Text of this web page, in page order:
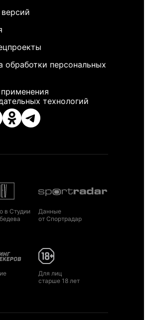
обработки персональных
технологий
в Студии
Данные
от Спортрадар
Для лиц
старше 18 лет